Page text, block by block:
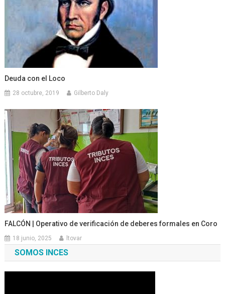
Deuda con el Loco
28 octubre, 2019 Gilberto Daly
FALCÓN | Operativo de verificación de deberes formales en Coro
18 junio, 2025 ltovar
SOMOS INCES